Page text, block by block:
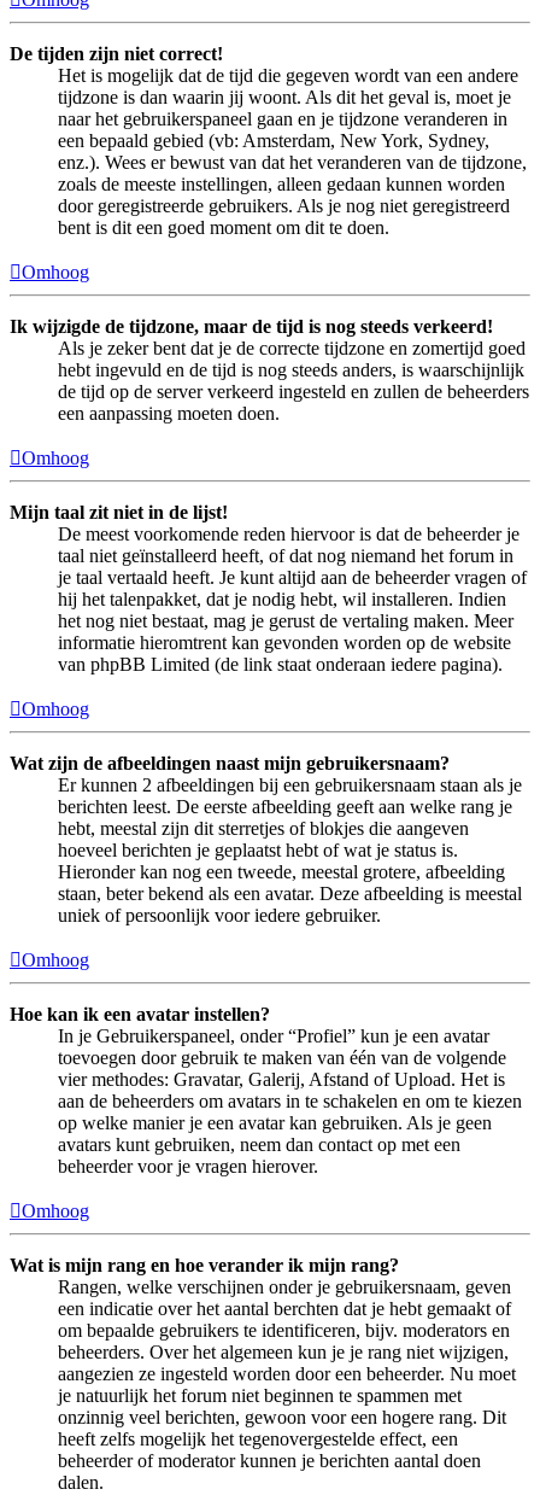
De tijden zijn niet correct!
Het is mogelijk dat de tijd die gegeven wordt van een andere
tijdzone is dan waarin jij woont. Als dit het geval is, moet je
naar het gebruikerspaneel gaan en je tijdzone veranderen in
een bepaald gebied (vb: Amsterdam, New York, Sydney,
enz.). Wees er bewust van dat het veranderen van de tijdzone,
zoals de meeste instellingen, alleen gedaan kunnen worden
door geregistreerde gebruikers. Als je nog niet geregistreerd
bent is dit een goed moment om dit te doen.
Omhoog
Ik wijzigde de tijdzone, maar de tijd is nog steeds verkeerd!
Als je zeker bent dat je de correcte tijdzone en zomertijd goed
hebt ingevuld en de tijd is nog steeds anders, is waarschijnlijk
de tijd op de server verkeerd ingesteld en zullen de beheerders
een aanpassing moeten doen.
Omhoog
Mijn taal zit niet in de lijst!
De meest voorkomende reden hiervoor is dat de beheerder je
taal niet geïnstalleerd heeft, of dat nog niemand het forum in
je taal vertaald heeft. Je kunt altijd aan de beheerder vragen of
hij het talenpakket, dat je nodig hebt, wil installeren. Indien
het nog niet bestaat, mag je gerust de vertaling maken. Meer
informatie hieromtrent kan gevonden worden op de website
van phpBB Limited (de link staat onderaan iedere pagina).
Omhoog
Wat zijn de afbeeldingen naast mijn gebruikersnaam?
Er kunnen 2 afbeeldingen bij een gebruikersnaam staan als je
berichten leest. De eerste afbeelding geeft aan welke rang je
hebt, meestal zijn dit sterretjes of blokjes die aangeven
hoeveel berichten je geplaatst hebt of wat je status is.
Hieronder kan nog een tweede, meestal grotere, afbeelding
staan, beter bekend als een avatar. Deze afbeelding is meestal
uniek of persoonlijk voor iedere gebruiker.
Omhoog
Hoe kan ik een avatar instellen?
In je Gebruikerspaneel, onder “Profiel” kun je een avatar
toevoegen door gebruik te maken van één van de volgende
vier methodes: Gravatar, Galerij, Afstand of Upload. Het is
aan de beheerders om avatars in te schakelen en om te kiezen
op welke manier je een avatar kan gebruiken. Als je geen
avatars kunt gebruiken, neem dan contact op met een
beheerder voor je vragen hierover.
Omhoog
Wat is mijn rang en hoe verander ik mijn rang?
Rangen, welke verschijnen onder je gebruikersnaam, geven
een indicatie over het aantal berchten dat je hebt gemaakt of
om bepaalde gebruikers te identificeren, bijv. moderators en
beheerders. Over het algemeen kun je je rang niet wijzigen,
aangezien ze ingesteld worden door een beheerder. Nu moet
je natuurlijk het forum niet beginnen te spammen met
onzinnig veel berichten, gewoon voor een hogere rang. Dit
heeft zelfs mogelijk het tegenovergestelde effect, een
beheerder of moderator kunnen je berichten aantal doen
dalen.